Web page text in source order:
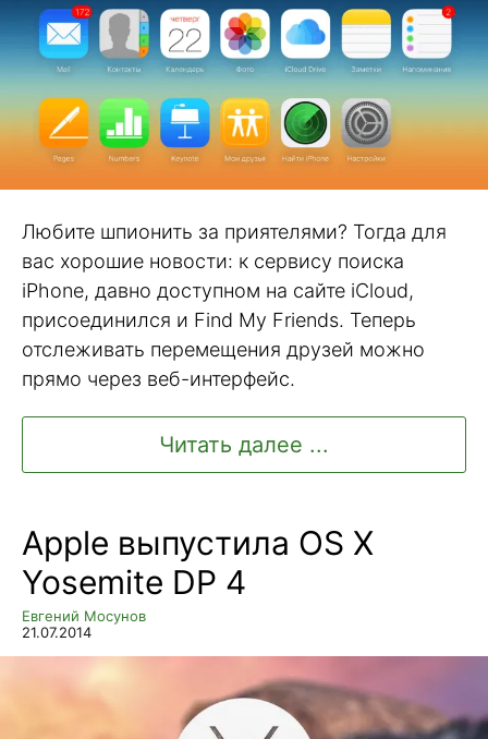
Любите шпионить за приятелями? Тогда для
вас хорошие новости: к сервису поиска
iPhone, давно доступном на сайте iCloud,
присоединился и Find My Friends. Теперь
отслеживать перемещения друзей можно
прямо через веб-интерфейс.
Читать далее ...
Apple выпустила OS X
Yosemite DP 4
Евгений Мосунов
21.07.2014